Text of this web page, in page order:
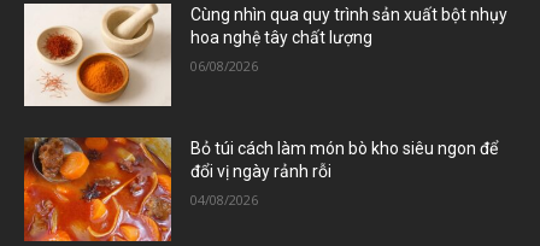
Cùng nhìn qua quy trình sản xuất bột nhụy
hoa nghệ tây chất lượng
06/08/2026
Bỏ túi cách làm món bò kho siêu ngon để
đổi vị ngày rảnh rỗi
04/08/2026